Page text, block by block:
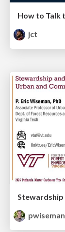
How to Talk
jct
pwiseman